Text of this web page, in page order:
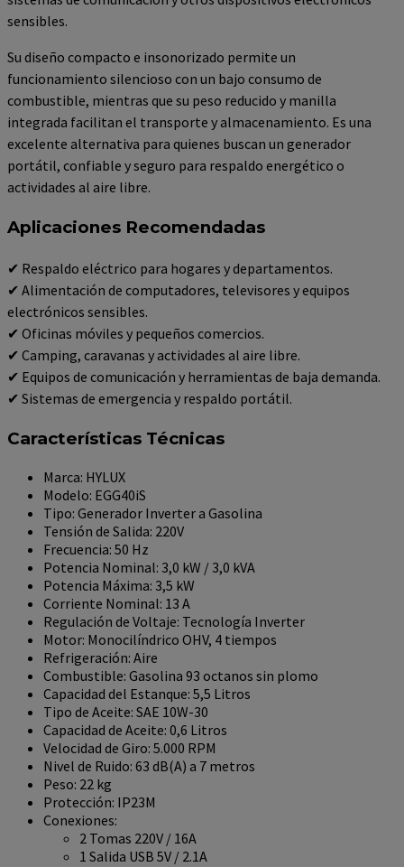
sensibles.
Su diseño compacto e insonorizado permite un
funcionamiento silencioso con un bajo consumo de
combustible, mientras que su peso reducido y manilla
integrada facilitan el transporte y almacenamiento. Es una
excelente alternativa para quienes buscan un generador
portátil, confiable y seguro para respaldo energético o
actividades al aire libre.
Aplicaciones Recomendadas
✔ Respaldo eléctrico para hogares y departamentos.
✔ Alimentación de computadores, televisores y equipos
electrónicos sensibles.
✔ Oficinas móviles y pequeños comercios.
✔ Camping, caravanas y actividades al aire libre.
✔ Equipos de comunicación y herramientas de baja demanda.
✔ Sistemas de emergencia y respaldo portátil.
Características Técnicas
Marca: HYLUX
Modelo: EGG40iS
Tipo: Generador Inverter a Gasolina
Tensión de Salida: 220V
Frecuencia: 50 Hz
Potencia Nominal: 3,0 kW / 3,0 kVA
Potencia Máxima: 3,5 kW
Corriente Nominal: 13 A
Regulación de Voltaje: Tecnología Inverter
Motor: Monocilíndrico OHV, 4 tiempos
Refrigeración: Aire
Combustible: Gasolina 93 octanos sin plomo
Capacidad del Estanque: 5,5 Litros
Tipo de Aceite: SAE 10W-30
Capacidad de Aceite: 0,6 Litros
Velocidad de Giro: 5.000 RPM
Nivel de Ruido: 63 dB(A) a 7 metros
Peso: 22 kg
Protección: IP23M
Conexiones:
2 Tomas 220V / 16A
1 Salida USB 5V / 2.1A